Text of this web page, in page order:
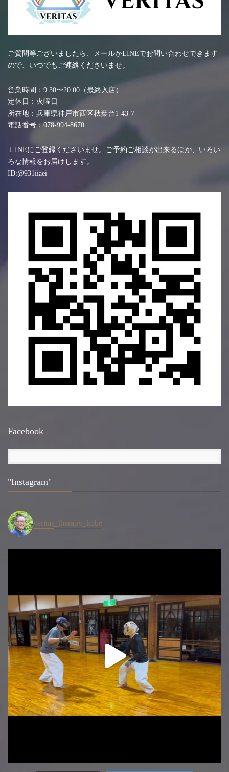
ご質問等ございましたら、メールかLINEでお問い合わせできます
ので、いつでもご連絡くださいませ。
営業時間：9:30〜20:00（最終入店）
定休日：火曜日
所在地：兵庫県神戸市西区秋葉台1-43-7
電話番号：078-994-8670
ＬINEにご登録くださいませ。ご予約ご相談が出来るほか、いろい
ろな情報をお届けします。
ID:@931iiaei
Facebook
"Instagram"
veritas_therapy_kobe